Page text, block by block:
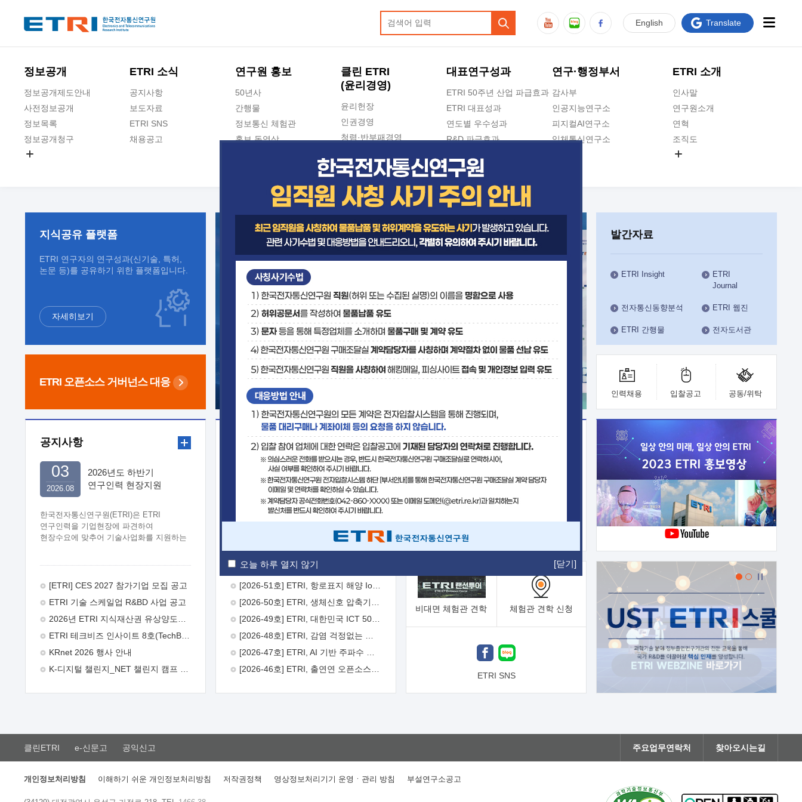
오늘 하루 열지 않기 [닫기]
정보공개
정보공개제도안내
사전정보공개
정보목록
정보공개청구
ETRI 소식
공지사항
보도자료
ETRI SNS
채용공고
연구원 홍보
50년사
간행물
정보통신 체험관
홍보 동영상
클린 ETRI
(윤리경영)
윤리헌장
인권경영
청렴·반부패경영
청렴포털 신고
수의계약 현황
부패징계 현황
감사결과공개
대표연구성과
ETRI 50주년 산업 파급효과
ETRI 대표성과
연도별 우수성과
R&D 파급효과
지식공유플랫폼
연구·행정부서
감사부
인공지능연구소
피지컬AI연구소
입체통신연구소
인공지능안전연구소
우주항공반도체전략연구단
대경권연구본부
호남권연구본부
기획본부
사업화본부
행정본부
대외협력부
ETRI 소개
인사말
연구원소개
연혁
조직도
ETRI CI
English Translate
지식공유 플랫폼
ETRI 연구자의 연구성과(신기술, 특허,
논문 등)를 공유하기 위한 플랫폼입니다.
자세히보기
ETRI 오픈소스 거버넌스 대응
발간자료
ETRI Insight
ETRI
Journal
전자통신동향분석 ETRI 웹진
ETRI 간행물 전자도서관
인력채용 입찰공고 공동/위탁
공지사항
2026년도 하반기
연구인력 현장지원
한국전자통신연구원(ETRI)은 ETRI
연구인력을 기업현장에 파견하여
현장수요에 맞추어 기술사업화를 지원하는
주시기 바랍니다. 2026년 8월
추진목적: ETRI 인력을 기업현장에 파견.
기술지원을 실시함으로써 ETRI 개발기술의
극대화하고, 지원기업을 강견기업으로
육성하고자 함.  신청자격: ETRI
ETRI 창업/연구소기업, 기술이전/출자기업
(2 ~ 3년차) 연봉의 40%  추진일정(1)
희망기업 신청/접수(2)희망인력-희망기업
매칭(3)현장조사/ 선정(심의)(4)협약체결
26일 9월초순 9월 중순 10월 이후*
2026.08
03
[ETRI] CES 2027 참가기업 모집 공고
ETRI 기술 스케일업 R&BD 사업 공고
ETRI 테크비즈 인사이트 8호(TechBiz Insight Vol.8) 발간
KRnet 2026 행사 안내
보도자료
[2026-52호] ETRI, ITU-T 자율주행차 국제표준화 주도한다
기술사업화플랫폼/기술이전
기술예고 중소기업 지원
보유특허 이전가능 기술
융합기술연구생산센터 반도체실험실
비대면 체험관 견학 체험관 견학 신청
ETRI SNS
클린ETRI e-신문고 공익신고 주요업무연락처 찾아오시는길
개인정보처리방침 이해하기 쉬운 개인정보처리방침 저작권정책 영상정보처리기기 운영ㆍ관리 방침 부설연구소공고